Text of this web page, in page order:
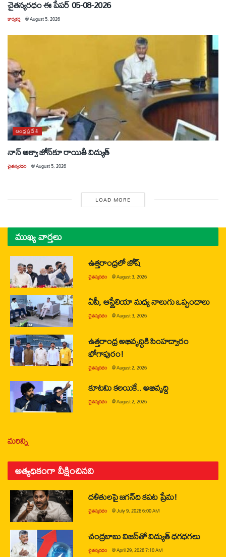
చైతన్యరధం ఈ పేపర్ 05-08-2026
కార్యకర్త @August 5, 2026
ఆంధ్రప్రదేశ్
నాన్ ఆక్వా జోన్‌కూ రాయితీ విద్యుత్
చైతన్యరధం @August 5, 2026
LOAD MORE
ముఖ్య వార్తలు
ఉత్తరాంధ్రలో జోష్
చైతన్యరధం @August 3, 2026
ఏపీ, ఆస్ట్రేలియా మధ్య నాలుగు ఒప్పందాలు
చైతన్యరధం @August 3, 2026
ఉత్తరాంధ్ర అభివృద్ధికి సింహద్వారం
భోగాపురం!
చైతన్యరధం @August 2, 2026
కూటమి కలయికే.. అభివృద్ధి
చైతన్యరధం @August 2, 2026
మరిన్ని
అత్యధికంగా వీక్షించినవి
దళితులపై జగన్‌ది కపట ప్రేమ!
చైతన్యరధం @July 9, 2026 6:00 AM
చంద్రబాబు విజన్‌తో విద్యుత్ ధగధగలు
చైతన్యరధం @April 29, 2026 7:10 AM